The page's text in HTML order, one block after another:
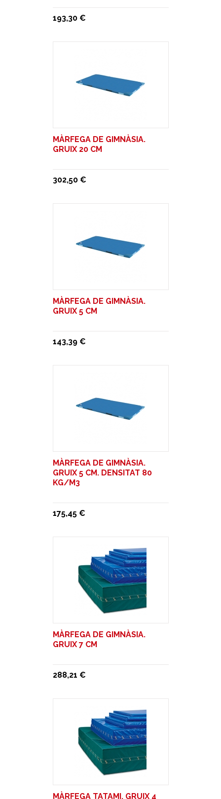
193,30 €
MÀRFEGA DE GIMNÀSIA.
GRUIX 20 CM
302,50 €
MÀRFEGA DE GIMNÀSIA.
GRUIX 5 CM
143,39 €
MÀRFEGA DE GIMNÀSIA.
GRUIX 5 CM. DENSITAT 80
KG/M3
175,45 €
MÀRFEGA DE GIMNÀSIA.
GRUIX 7 CM
288,21 €
MÀRFEGA TATAMI. GRUIX 4